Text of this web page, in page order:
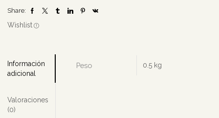
Share:
Wishlist
Información
adicional
Valoraciones
(0)
Peso 0.5 kg